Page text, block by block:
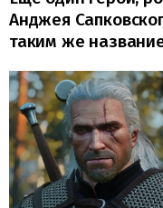
Анджея
таким же